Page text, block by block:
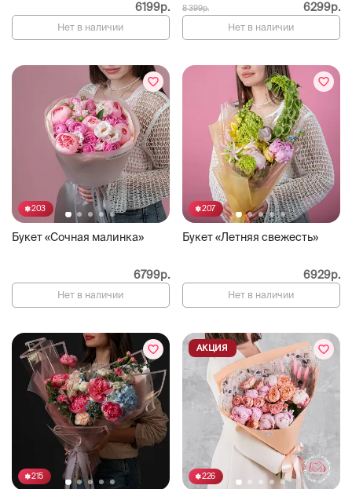
6199р.
Нет в наличии
8 399р. 6299р.
Нет в наличии
203
Букет «Сочная малинка»
6799р.
Нет в наличии
207
Букет «Летняя свежесть»
6929р.
Нет в наличии
215 226
АКЦИЯ